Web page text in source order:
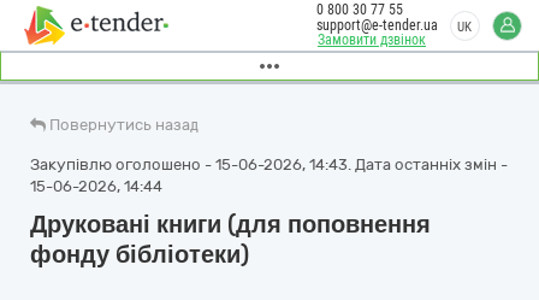
Замовити дзвінок
0 800 30 77 55
support@e-tender.ua
UK
Повернутись назад
Закупівлю оголошено - 15-06-2026, 14:43. Дата останніх змін -
15-06-2026, 14:44
Друковані книги (для поповнення
фонду бібліотеки)